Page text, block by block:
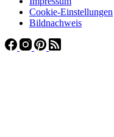
Cookie-Einstellungen
Bildnachweis